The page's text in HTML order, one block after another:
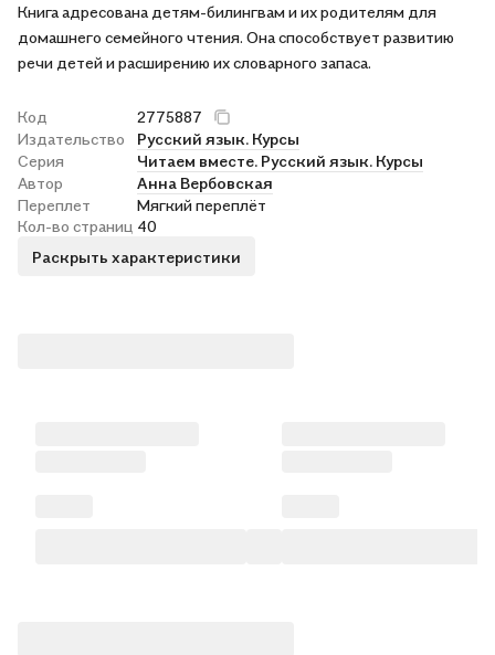
Книга адресована детям-билингвам и их родителям для
домашнего семейного чтения. Она способствует развитию
речи детей и расширению их словарного запаса.
Код
2775887
Издательство
Русский язык. Курсы
Серия
Читаем вместе. Русский язык. Курсы
Автор
Анна Вербовская
Переплет
Мягкий переплёт
Кол-во страниц 40
Раскрыть характеристики